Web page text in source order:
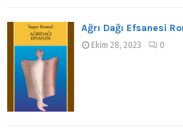
Ağrı Dağı Efsanesi
Ekim 28, 2023 0